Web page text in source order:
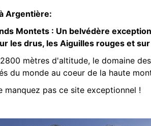
Argentière:
Montets : Un belvédère
les drus, les Aiguilles rouges et
mètres d'altitude, le domaine
du monde au coeur de la haute
manquez pas ce site exceptionnel !